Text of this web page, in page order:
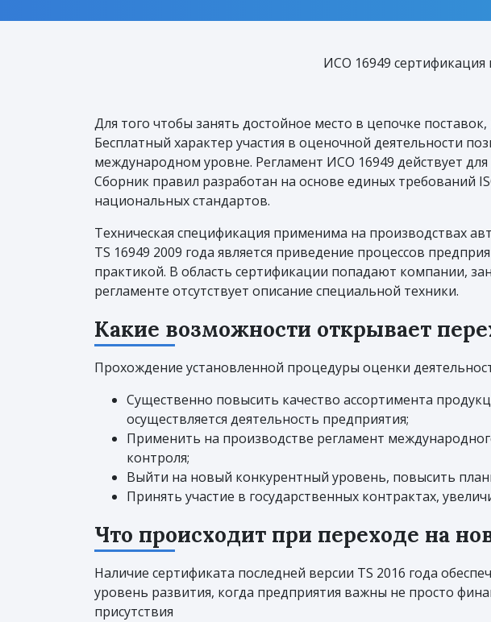
ИСО 16949
Для того чтобы занять достойное место в цепочке
Бесплатный характер участия в оценочной деятельности
международном уровне. Регламент ИСО 16949 действует
Сборник правил разработан на основе единых требований
национальных стандартов.
Техническая спецификация применима на производствах
TS 16949 2009 года является приведение процессов
практикой. В область сертификации попадают компании,
регламенте отсутствует описание специальной техники.
Какие возможности открывает
Прохождение установленной процедуры оценки
Существенно повысить качество ассортимента
осуществляется деятельность предприятия;
Применить на производстве регламент
контроля;
Выйти на новый конкурентный уровень, повысить
Принять участие в государственных контрактах,
Что происходит при переходе на
Наличие сертификата последней версии TS 2016 года
уровень развития, когда предприятия важны не просто
присутствия